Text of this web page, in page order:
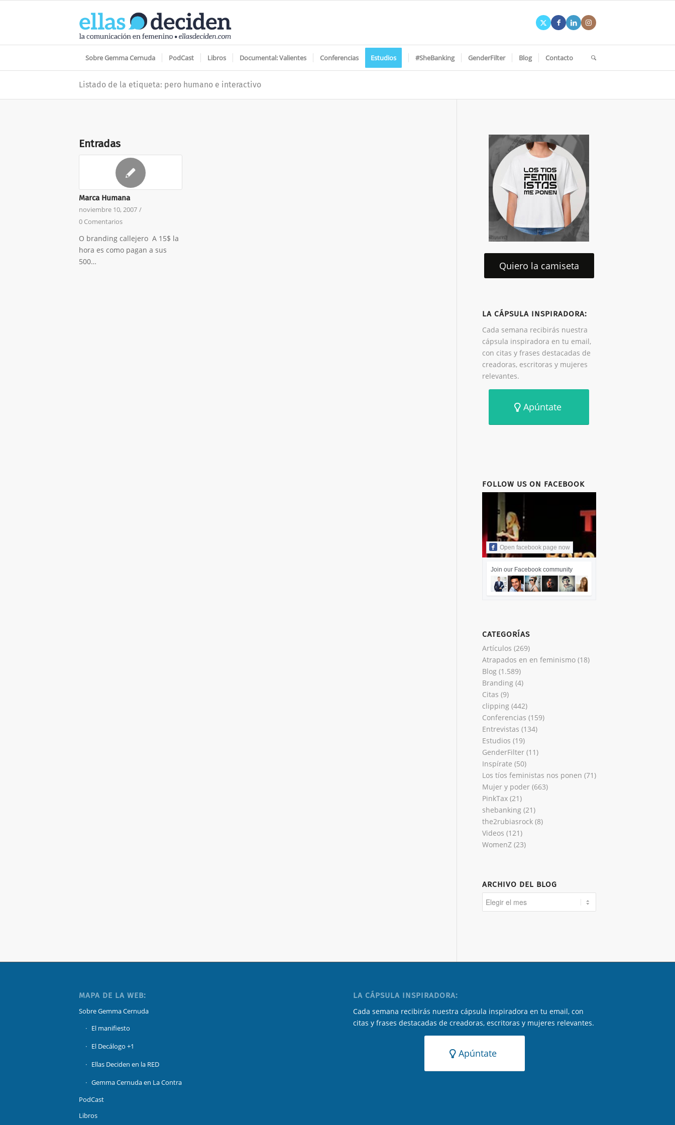
Sobre Gemma Cernuda PodCast Libros Documental: Valientes Conferencias Estudios #SheBanking GenderFilter Blog Contacto
Listado de la etiqueta: pero humano e interactivo
Entradas
Marca Humana
noviembre 10, 2007 /
0 Comentarios
O branding callejero A 15$ la
hora es como pagan a sus
500…
Quiero la camiseta
LA CÁPSULA INSPIRADORA:
Cada semana recibirás nuestra
cápsula inspiradora en tu email,
con citas y frases destacadas de
creadoras, escritoras y mujeres
relevantes.
Apúntate
FOLLOW US ON FACEBOOK
Open facebook page now
Join our Facebook community
CATEGORÍAS
Artículos (269)
Atrapados en en feminismo(18)
Blog(1.589)
Branding(4)
Citas (9)
clipping(442)
Conferencias (159)
Entrevistas (134)
Estudios (19)
GenderFilter(11)
Inspírate (50)
Los tíos feministas nos ponen (71)
Mujer y poder(663)
PinkTax(21)
shebanking(21)
the2rubiasrock(8)
Videos (121)
WomenZ(23)
ARCHIVO DEL BLOG
MAPA DE LA WEB:
Sobre Gemma Cernuda
El manifiesto
El Decálogo +1
Ellas Deciden en la RED
Gemma Cernuda en La Contra
PodCast
Libros
LA CÁPSULA INSPIRADORA:
Cada semana recibirás nuestra cápsula inspiradora en tu email, con
citas y frases destacadas de creadoras, escritoras y mujeres relevantes.
Apúntate